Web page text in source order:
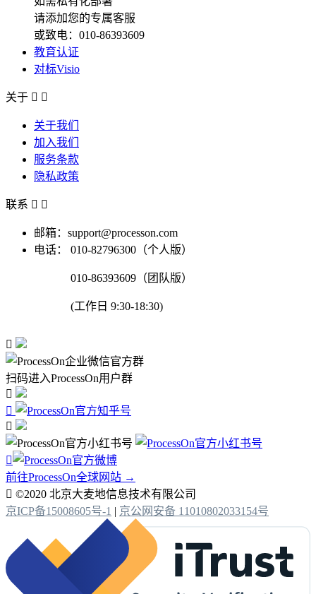
请添加您的专属客服
或致电：010-86393609
教育认证
对标Visio
关于  
关于我们
加入我们
服务条款
隐私政策
联系  
邮箱：support@processon.com
电话：
010-82796300（个人版）
010-86393609（团队版）
(工作日 9:30-18:30)

扫码进入ProcessOn用户群




前往ProcessOn全球网站 →
 ©2020 北京大麦地信息技术有限公司
京ICP备15008605号-1 | 京公网安备 11010802033154号